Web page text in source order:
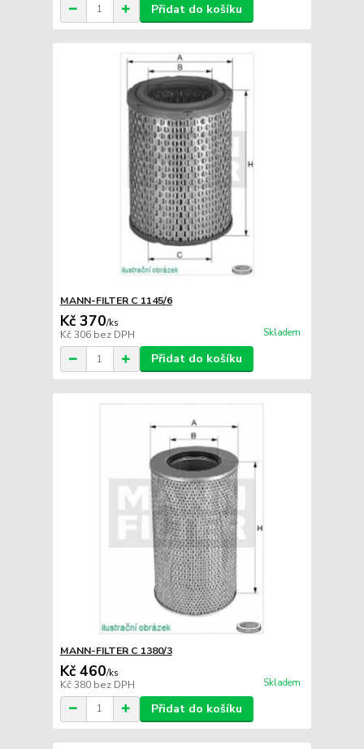
Přidat do košíku
MANN-FILTER C 1145/6
Kč 370/ks
Kč 306 bez DPH Skladem
Přidat do košíku
MANN-FILTER C 1380/3
Kč 460/ks
Kč 380 bez DPH Skladem
Přidat do košíku